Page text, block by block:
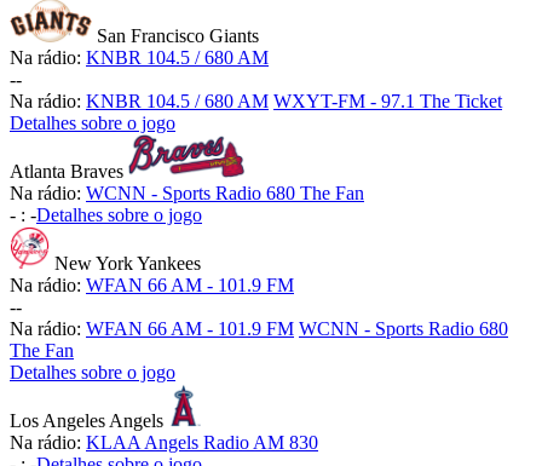
San Francisco Giants
Na rádio: KNBR 104.5 / 680 AM
--
Na rádio: KNBR 104.5 / 680 AM WXYT-FM - 97.1 The Ticket
Detalhes sobre o jogo
Atlanta Braves
Na rádio: WCNN - Sports Radio 680 The Fan
- : -Detalhes sobre o jogo
New York Yankees
Na rádio: WFAN 66 AM - 101.9 FM
--
Na rádio: WFAN 66 AM - 101.9 FM WCNN - Sports Radio 680
The Fan
Detalhes sobre o jogo
Los Angeles Angels
Na rádio: KLAA Angels Radio AM 830